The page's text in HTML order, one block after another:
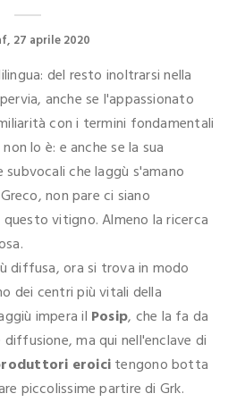
27 aprile 2020
del resto inoltrarsi nella
anche se l'appassionato
con i termini fondamentali
non lo è: e anche se la sua
che laggù s'amano
non pare ci siano
vitigno. Almeno la ricerca
diffusa, ora si trova in modo
dei centri più vitali della
impera il Posip, che la fa da
ma qui nell'enclave di
eroicitengono botta
piccolissime partire di Grk.